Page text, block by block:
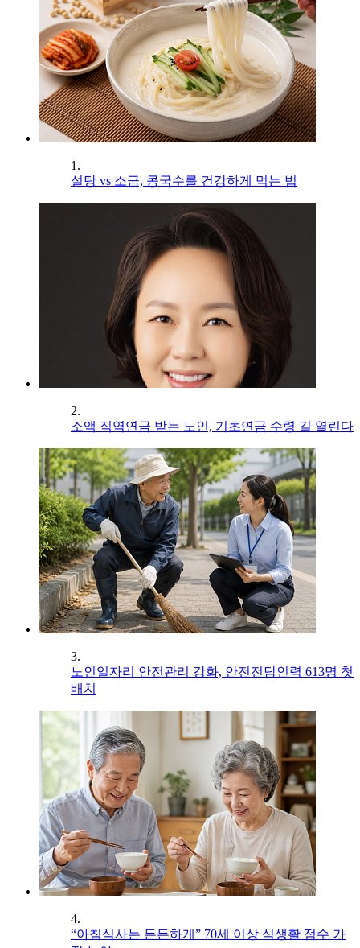
1.
설탕 vs 소금, 콩국수를 건강하게 먹는 법
2.
소액 직역연금 받는 노인, 기초연금 수령 길 열린다
3.
노인일자리 안전관리 강화, 안전전담인력 613명 첫
배치
4.
“아침식사는 든든하게” 70세 이상 식생활 점수 가